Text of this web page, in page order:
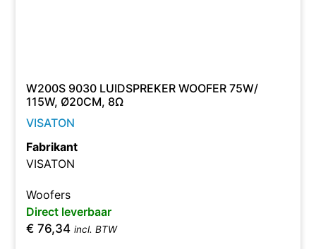
W200S 9030 LUIDSPREKER WOOFER 75W/
115W, Ø20CM, 8Ω
VISATON
Fabrikant
VISATON
Woofers
Direct leverbaar
€ 76,34 incl. BTW